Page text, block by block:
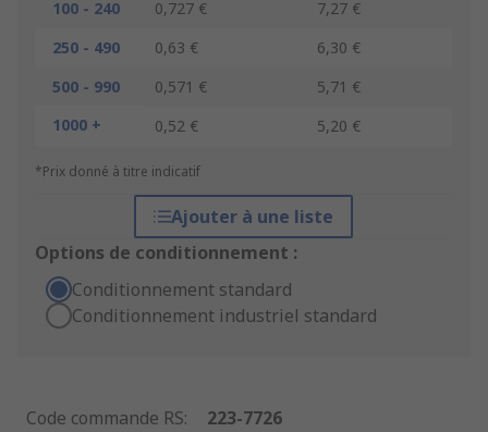
100 - 240
0,727 €
7,27 €
250 - 490
0,63 €
6,30 €
500 - 990
0,571 €
5,71 €
1000 +
0,52 € 5,20 €
*Prix donné à titre indicatif
Ajouter à une liste
Options de conditionnement :
Conditionnement standard
Conditionnement industriel standard
Code commande RS:
223-7726